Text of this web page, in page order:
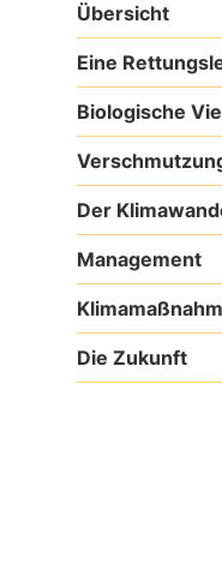
Übersicht
Eine
Biologische
Der
Management
Die Zukunft